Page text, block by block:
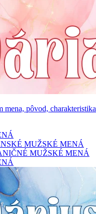
mena, pôvod,
MUŽSKÉ MENÁ
MUŽSKÉ MENÁ